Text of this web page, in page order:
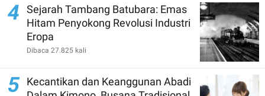
4
Sejarah Tambang Batubara: Emas
Hitam Penyokong Revolusi Industri
Eropa
Dibaca 27.825 kali
5 Kecantikan dan Keanggunan Abadi